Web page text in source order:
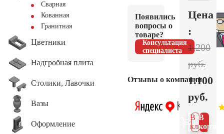
Сварная
Кованная
Гранитная
Цветники
Надгробная плита
Столики, Лавочки
Вазы
Оформление
Появились
вопросы о
товаре?
Консультация
специалиста
Отзывы о компании
Цена
:
1.200
руб.
1.100
руб.
В
В 1
клик